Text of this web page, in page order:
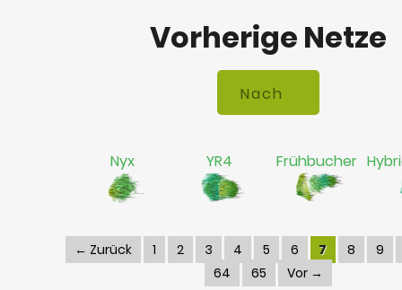
Vorherige Netze
Nyx YR4 Frühbucher
← Zurück 1 2 3 4 5 6 7 8
9
64
65 Vor →